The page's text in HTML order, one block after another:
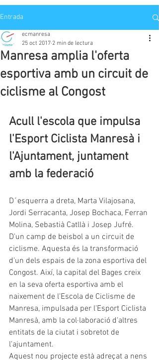
Entrada
Manresa amplia l'oferta
esportiva amb un circuit de
ciclisme al Congost
ecmanresa
25 oct 2017 2 min de lectura
Acull l'escola que impulsa
l'Esport Ciclista Manresà i
l'Ajuntament, juntament
amb la federació
D´esquerra a dreta, Marta Vilajosana,
Jordi Serracanta, Josep Bochaca, Ferran
Molina, Sebastià Catllà i Josep Jufré.
D'un camp de beisbol a un circuit de
ciclisme. Aquesta és la transformació
d'un dels espais de la zona esportiva del
Congost. Així, la capital del Bages creix
en la seva oferta esportiva amb el
naixement de l'Escola de Ciclisme de
Manresa, impulsada per l'Esport Ciclista
Manresà, amb la col·laboració d'altres
entitats de la ciutat i sobretot de
l'ajuntament.
Aquest nou projecte està adreçat a nens